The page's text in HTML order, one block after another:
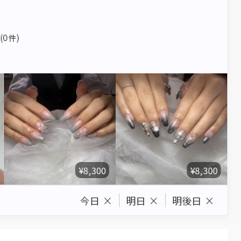
(0件)
¥8,300 ¥8,300
今日 × 明日 × 明後日 ×